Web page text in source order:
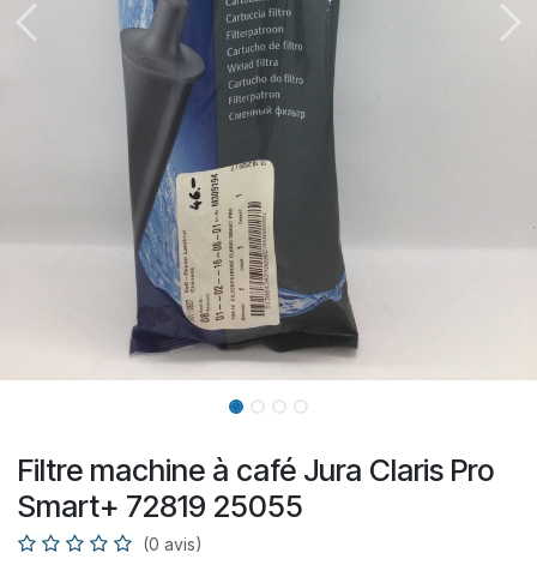
Filtre machine à café Jura Claris Pro
Smart+ 72819 25055
(0 avis)